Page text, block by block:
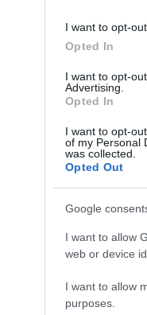
I want to opt-
Opted In
I want to opt-
Advertising.
Opted In
I want to opt-
of my Personal
was collected.
Opted Out
Google
I want to allow
web or device
I want to allow
purposes.
η θερμοκρασία.